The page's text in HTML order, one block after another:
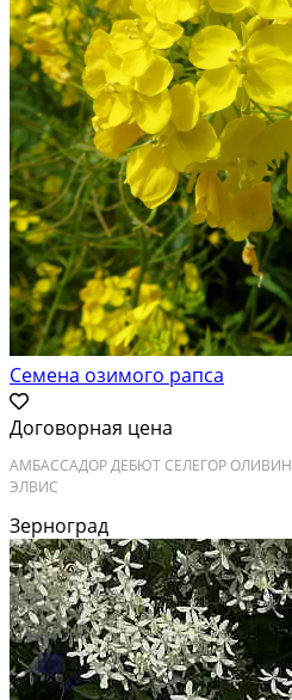
Семена озимого рапса
Договорная цена
АМБАССАДОР ДЕБЮТ СЕЛЕГОР ОЛИВИН
ЭЛВИС
Зерноград